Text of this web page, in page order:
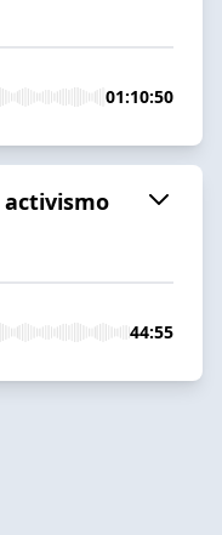
01:10:50
activismo
44:55